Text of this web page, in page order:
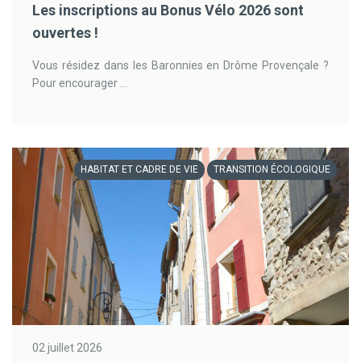
Les inscriptions au Bonus Vélo 2026 sont
ouvertes !
Vous résidez dans les Baronnies en Drôme Provençale ?
Pour encourager ...
HABITAT ET CADRE DE VIE TRANSITION ÉCOLOGIQUE
02 juillet 2026